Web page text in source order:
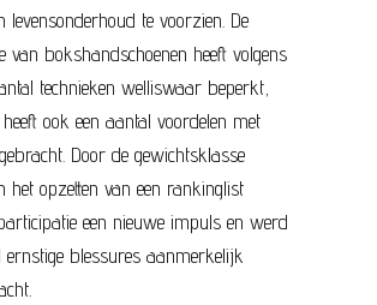
te voorzien. De
van bokshandschoenen heeft volgens
technieken welliswaar beperkt,
ook een aantal voordelen met
Door de gewichtsklasse
het opzetten van een rankinglist
een nieuwe impuls en werd
ernstige blessures aanmerkelijk